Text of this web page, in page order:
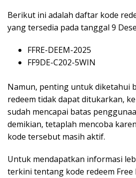
Berikut ini adalah daftar kode
yang tersedia pada tanggal 9
FFRE-DEEM-2025
FF9DE-C202-5WIN
Namun, penting untuk diketahui
redeem tidak dapat ditukarkan,
sudah mencapai batas
demikian, tetaplah mencoba
kode tersebut masih aktif.
Untuk mendapatkan informasi
terkini tentang kode redeem Free